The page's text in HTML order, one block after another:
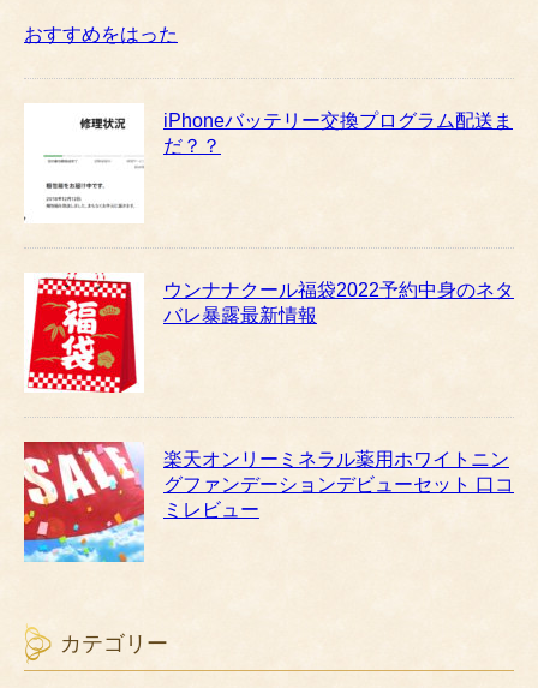
おすすめをはった
iPhoneバッテリー交換プログラム配送ま
だ？？
ウンナナクール福袋2022予約中身のネタ
バレ暴露最新情報
楽天オンリーミネラル薬用ホワイトニン
グファンデーションデビューセット 口コ
ミレビュー
カテゴリー